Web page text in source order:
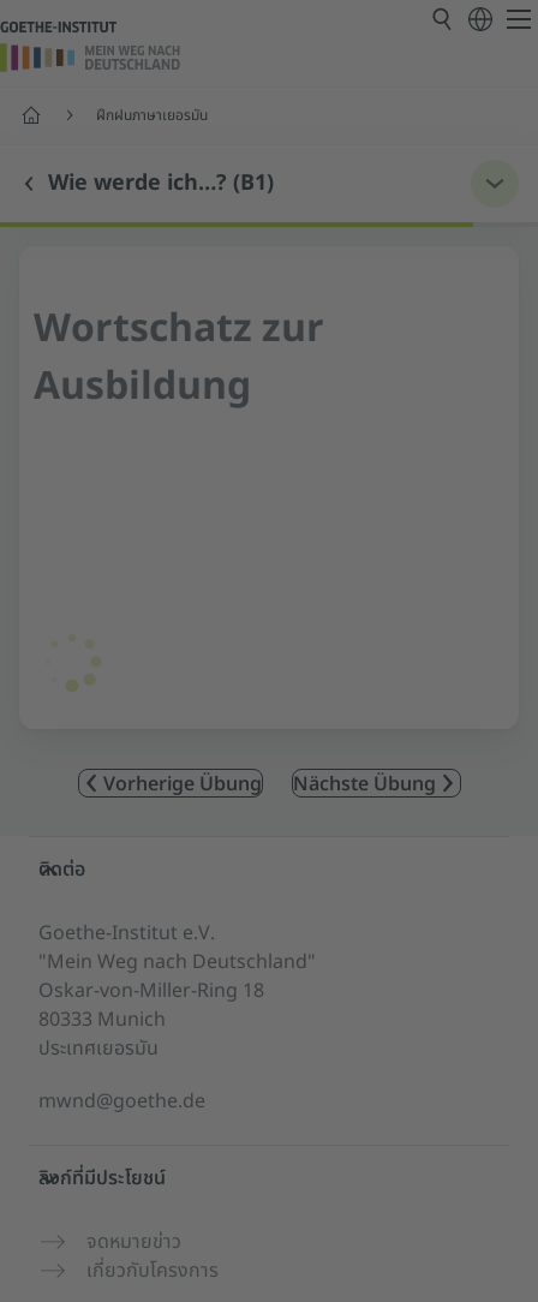
หน้าแรก ฝึกฝนภาษาเยอรมัน
Wie werde ich…? (B1)
Wortschatz zur
Ausbildung
Vorherige Übung Nächste Übung
Service- und Informationsbereich
ติดต่อ
Goethe-Institut e.V.
"Mein Weg nach Deutschland"
Oskar-von-Miller-Ring 18
80333 Munich
ประเทศเยอรมัน
mwnd@goethe.de
ลิงก์ที่มีประโยชน์
จดหมายข่าว
เกี่ยวกับโครงการ